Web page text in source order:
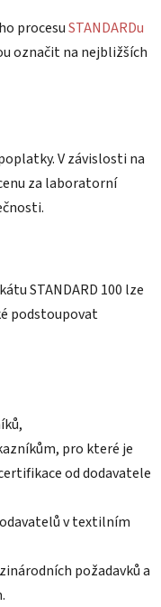
procesuSTANDARDu
označit na nejbližších
V závislosti na
za laboratorní
STANDARD 100 lze
podstoupovat
pro které je
od dodavatele
v textilním
požadavků a